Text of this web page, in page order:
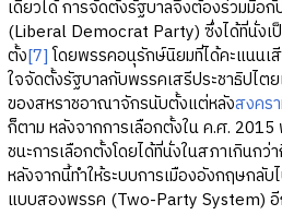
เดียวได้ การจัดตั้งรัฐบาลจึงต้องร่วมมือ
(Liberal Democrat Party) ซึ่งได้ที่นั่งเ
ตั้ง[7]โดยพรรคอนุรักษ์นิยมที่ได้คะแนน
ใจจัดตั้งรัฐบาลกับพรรคเสรีประชาธิปไต
ของสหราชอาณาจักรนับตั้งแต่หลังสงคร
ก็ตาม หลังจากการเลือกตั้งใน ค.ศ.
ชนะการเลือกตั้งโดยได้ที่นั่งในสภาเกินกว่
หลังจากนี้ทำให้ระบบการเมืองอังกฤษกลั
แบบสองพรรค (Two-Party System)